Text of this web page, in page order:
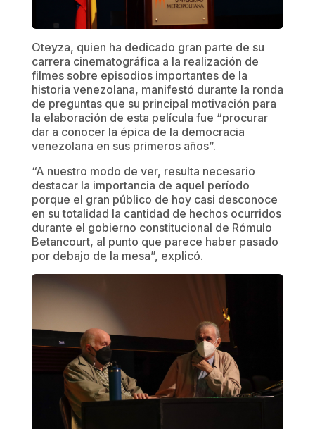
Oteyza, quien ha dedicado gran parte de su
carrera cinematográfica a la realización de
filmes sobre episodios importantes de la
historia venezolana, manifestó durante la ronda
de preguntas que su principal motivación para
la elaboración de esta película fue “procurar
dar a conocer la épica de la democracia
venezolana en sus primeros años”.
“A nuestro modo de ver, resulta necesario
destacar la importancia de aquel período
porque el gran público de hoy casi desconoce
en su totalidad la cantidad de hechos ocurridos
durante el gobierno constitucional de Rómulo
Betancourt, al punto que parece haber pasado
por debajo de la mesa”, explicó.